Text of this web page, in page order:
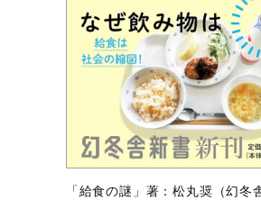
「給食の謎」著：松丸奨（幻冬